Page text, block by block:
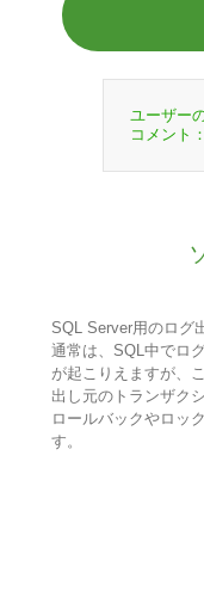
ユーザー
コメント：
SQL Server用のログ
通常は、SQL中でロ
が起こりえますが、
出し元のトランザク
ロールバックやロッ
す。